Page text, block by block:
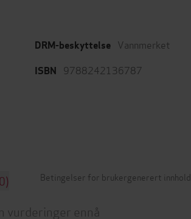
DRM-beskyttelse Vannmerket
ISBN 9788242136787
Betingelser for brukergenerert innhold
vurderinger ennå